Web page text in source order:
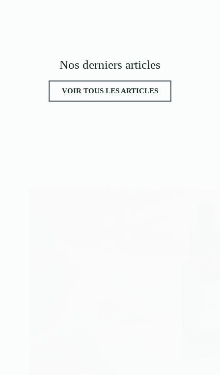
Nos derniers articles
VOIR TOUS LES ARTICLES